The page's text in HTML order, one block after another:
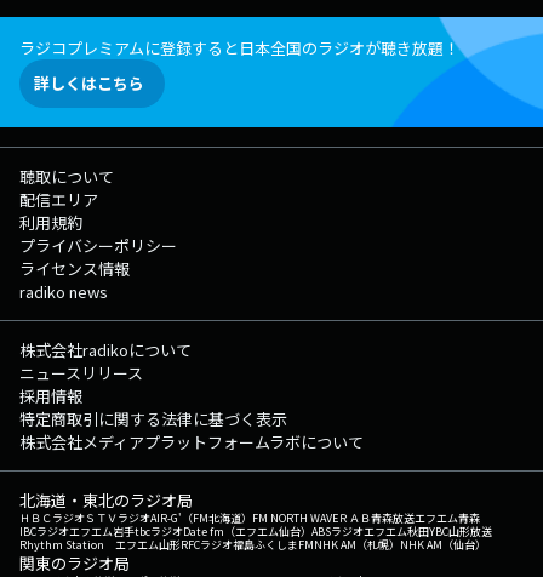
ラジコプレミアムに登録すると日本全国のラジオが聴き放題！
詳しくはこちら
聴取について
配信エリア
利用規約
プライバシーポリシー
ライセンス情報
radiko news
株式会社radikoについて
ニュースリリース
採用情報
特定商取引に関する法律に基づく表示
株式会社メディアプラットフォームラボについて
北海道・東北のラジオ局
ＨＢＣラジオＳＴＶラジオAIR-G'（FM北海道） FM NORTH WAVEＲＡＢ青森放送エフエム青森
IBCラジオエフエム岩手tbcラジオDate fm（エフエム仙台） ABSラジオエフエム秋田YBC山形放送
Rhythm Station エフエム山形RFCラジオ福島ふくしまFMNHK AM（札幌） NHK AM（仙台）
関東のラジオ局